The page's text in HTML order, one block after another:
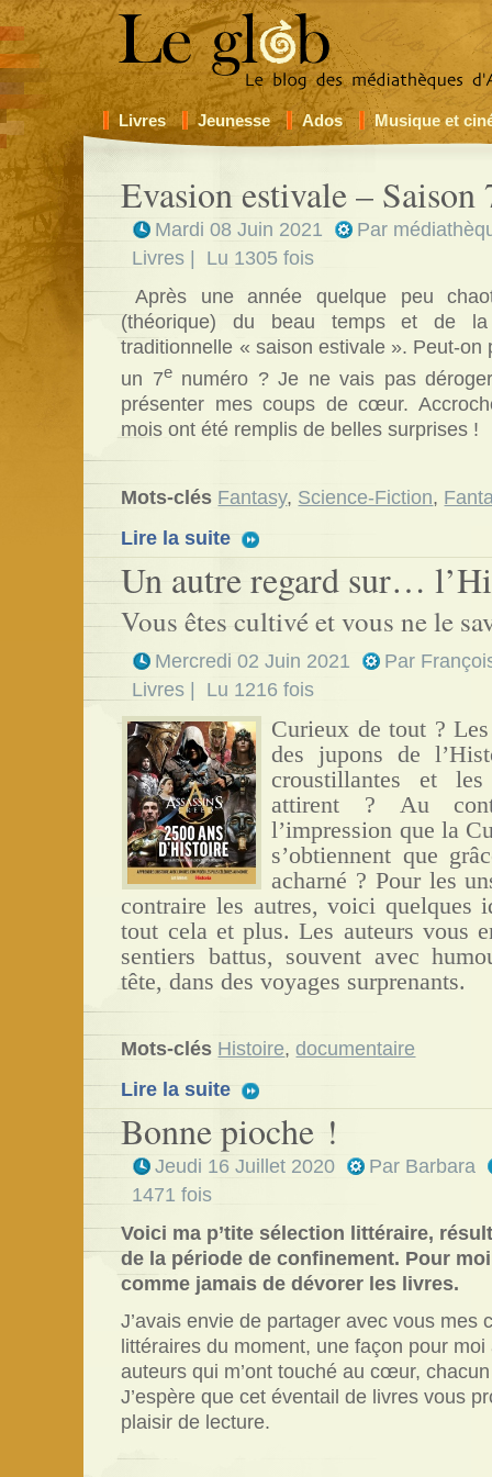
Livres Jeunesse Ados Musique et
Evasion estivale – Saison
Mardi 08 Juin 2021 Par
Livres
| Lu 1305 fois
Après une année quelque peu
(théorique) du beau temps et de
traditionnelle « saison estivale ». Peut-on
un 7e numéro ? Je ne vais pas
présenter mes coups de cœur.
mois ont été remplis de belles surprises !
Mots-clés Fantasy, Science-Fiction,
Lire la suite
Un autre regard sur…
Vous êtes cultivé et vous ne le
Mercredi 02 Juin 2021 Par
Livres | Lu 1216 fois
Curieux de tout ?
des jupons de
croustillantes et
attirent ? Au
l’impression que la
s’obtiennent que
acharné ? Pour les
contraire les autres, voici quelques
tout cela et plus. Les auteurs vous
sentiers battus, souvent avec
tête, dans des voyages surprenants.
Mots-clés Histoire,documentaire
Lire la suite
Bonne pioche !
Jeudi 16 Juillet 2020 Par Barbara
1471 fois
Voici ma p’tite sélection littéraire,
de la période de confinement. Pour
comme jamais de dévorer les livres.
J’avais envie de partager avec vous
littéraires du moment, une façon pour
auteurs qui m’ont touché au cœur,
J’espère que cet éventail de livres vous
plaisir de lecture.